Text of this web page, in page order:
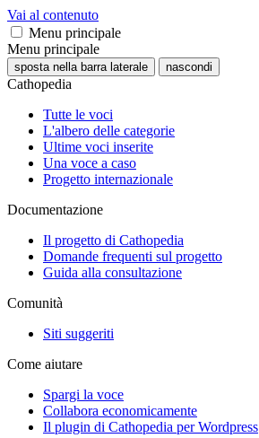
Vai al contenuto
Menu principale
Menu principale
sposta nella barra laterale nascondi
Cathopedia
Tutte le voci
L'albero delle categorie
Ultime voci inserite
Una voce a caso
Progetto internazionale
Documentazione
Il progetto di Cathopedia
Domande frequenti sul progetto
Guida alla consultazione
Comunità
Siti suggeriti
Come aiutare
Spargi la voce
Collabora economicamente
Il plugin di Cathopedia per Wordpress